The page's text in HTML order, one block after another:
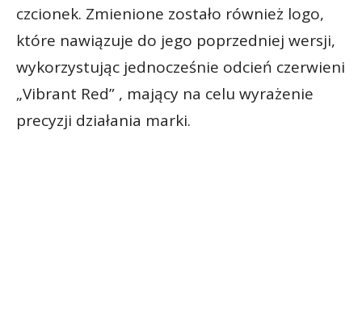
czcionek. Zmienione zostało również logo,
które nawiązuje do jego poprzedniej wersji,
wykorzystując jednocześnie odcień czerwieni
„Vibrant Red” , mający na celu wyrażenie
precyzji działania marki.